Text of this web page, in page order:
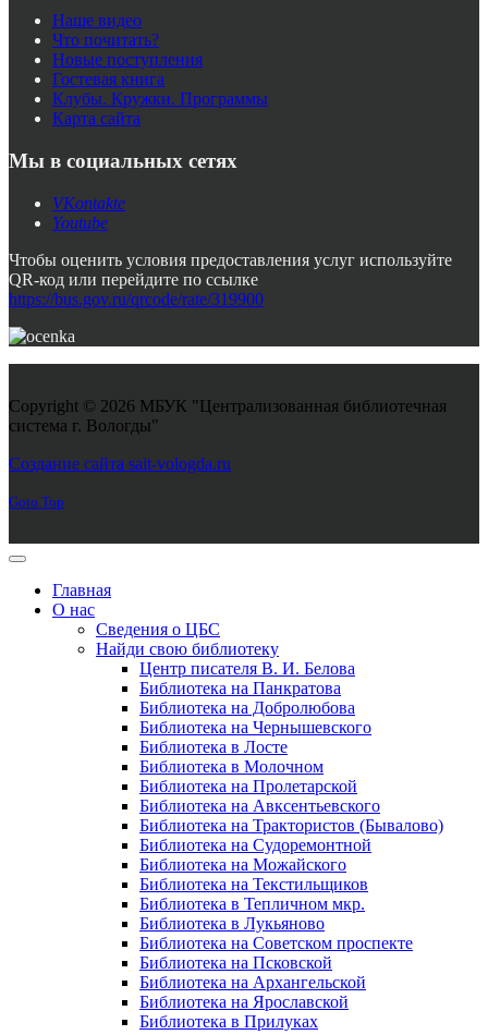
Наше видео
Что почитать?
Новые поступления
Гостевая книга
Клубы. Кружки. Программы
Карта сайта
Мы в социальных сетях
VKontakte
Youtube
Чтобы оценить условия предоставления услуг используйте
QR-код или перейдите по ссылке
https://bus.gov.ru/qrcode/rate/319900
Copyright © 2026 МБУК "Централизованная библиотечная
система г. Вологды"
Создание сайта sait-vologda.ru
Goto Top
Главная
О нас
Сведения о ЦБС
Найди свою библиотеку
Центр писателя В. И. Белова
Библиотека на Панкратова
Библиотека на Добролюбова
Библиотека на Чернышевского
Библиотека в Лосте
Библиотека в Молочном
Библиотека на Пролетарской
Библиотека на Авксентьевского
Библиотека на Трактористов (Бывалово)
Библиотека на Судоремонтной
Библиотека на Можайского
Библиотека на Текстильщиков
Библиотека в Тепличном мкр.
Библиотека в Лукьяново
Библиотека на Советском проспекте
Библиотека на Псковской
Библиотека на Архангельской
Библиотека на Ярославской
Библиотека в Прилуках